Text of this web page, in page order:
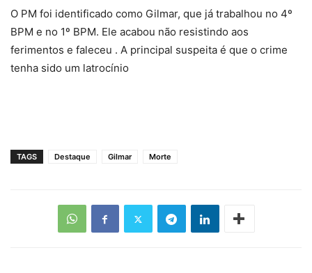
O PM foi identificado como Gilmar, que já trabalhou no 4º
BPM e no 1º BPM. Ele acabou não resistindo aos
ferimentos e faleceu . A principal suspeita é que o crime
tenha sido um latrocínio
TAGS Destaque Gilmar Morte